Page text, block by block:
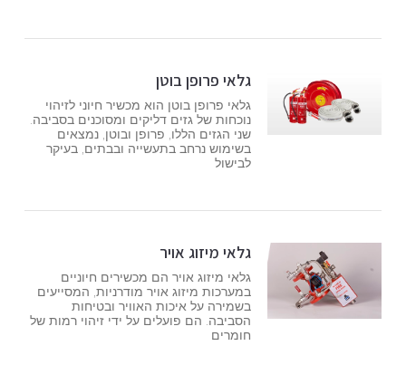
גלאי פרופן בוטן
גלאי פרופן בוטן הוא מכשיר חיוני לזיהוי
נוכחות של גזים דליקים ומסוכנים בסביבה.
שני הגזים הללו, פרופן ובוטן, נמצאים
בשימוש נרחב בתעשייה ובבתים, בעיקר
לבישול
גלאי מיזוג אויר
גלאי מיזוג אויר הם מכשירים חיוניים
במערכות מיזוג אויר מודרניות, המסייעים
בשמירה על איכות האוויר ובטיחות
הסביבה. הם פועלים על ידי זיהוי רמות של
חומרים